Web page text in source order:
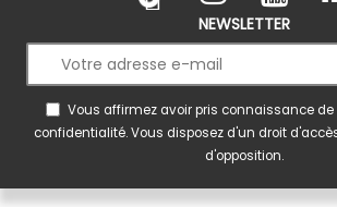
NEWSLETTER
Vous affirmez avoir pris connaissance de
confidentialité. Vous disposez d'un droit
d'opposition.